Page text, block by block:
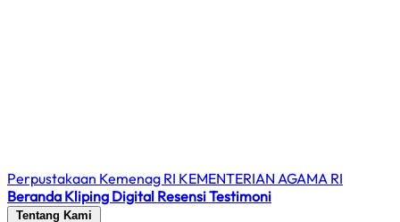
Perpustakaan Kemenag RI KEMENTERIAN AGAMA RI
Beranda Kliping Digital ResensiTestimoni
Tentang Kami